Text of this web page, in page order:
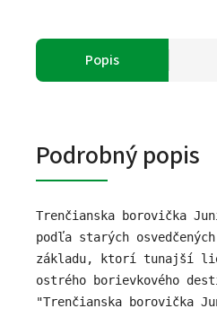
Popis
Podrobný popis
Trenčianska borovička
podľa starých
základu, ktorí tunajší
ostrého borievkového
"Trenčianska borovička